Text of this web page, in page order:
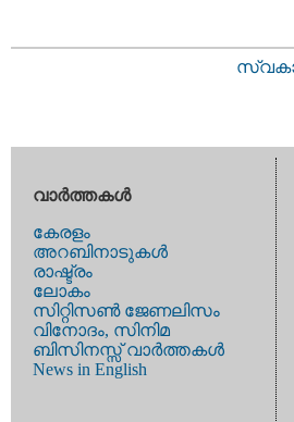
വാര്‍ത്തകള്‍
കേരളം
അറബിനാടുകള്‍
രാഷ്ട്രം
ലോകം
സിറ്റിസണ്‍ ജേണലിസം
വിനോദം, സിനിമ
ബിസിനസ്സ് വാര്‍ത്തകള്‍
News in English